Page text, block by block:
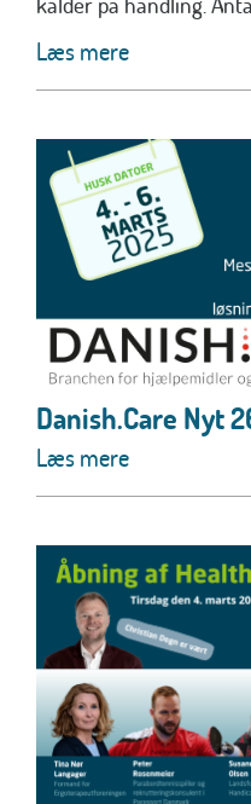
Læs mere
Danish.Care Nyt
Læs mere